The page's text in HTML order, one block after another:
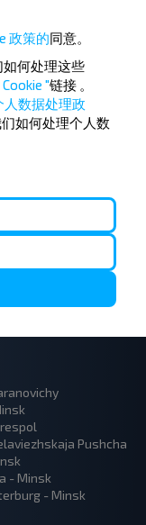
其他有趣的优
行更便宜！
Pushcha
- Minsk
- Minsk
政策的同意。
如何处理这些
"链接
人数据处理政
如何处理个人数